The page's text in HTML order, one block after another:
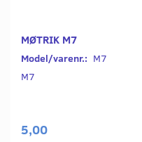
MØTRIK M7
Model/varenr.: M7
M7
5,00